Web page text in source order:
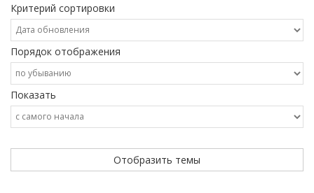
Критерий сортировки
Порядок отображения
Показать